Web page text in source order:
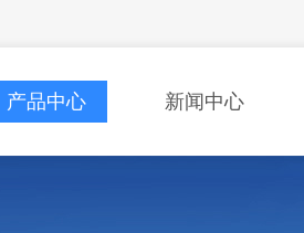
产品中心 新闻中心